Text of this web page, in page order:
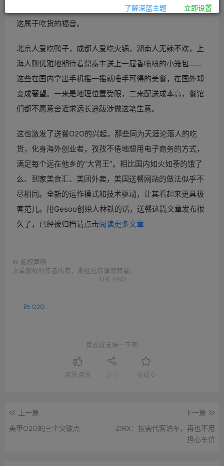
国内送餐网站到家美食汇日前拿到京东的B轮追加融资，
这属于吃货的福音。
北京人爱吃鸭子，成都人爱吃火锅，湖南人无辣不欢，上
海人则优雅地期待着鼎泰丰送上一屉香喷喷的小笼包……
这些在国内拿出手机摇一摇就唾手可得的美餐，在国外却
变成奢望。一来是地理位置受限，二来配送成本高，餐馆
们都不愿意舍近求远长途跋涉做这笔生意。
这也激发了送餐O2O的兴起，那些同为天涯沦落人的吃
货，化身海外创业者，孜孜不倦地想用电子商务的方式，
满足每个远在他乡的“大胃王”。相比国内如火如荼的饿了
么、到家美食汇、美团外卖，美国送餐网站的做法似乎不
尽相同。全新的运作模式和技术驱动，让其看起来更具极
客范儿。用Gesoo创始人林铁的话，送餐这篇文章发布很
久了，已经被归档请点击阅读更多文章
© 版权声明
文章版权归作者所有，未经允许请勿转载。
THE END
O2O
喜欢就支持一下吧
点赞 点赞 分享 收藏 0
上一篇
美甲O2O的三个突破点
下一篇
ZIRX：按需代客泊车，再也不用
担心车位
了解深蓝主题 立即设置